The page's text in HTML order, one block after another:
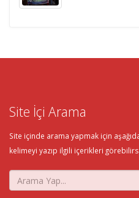
Site İçi Arama
Site içinde arama yapmak için
kelimeyi yazıp ilgili içerikleri